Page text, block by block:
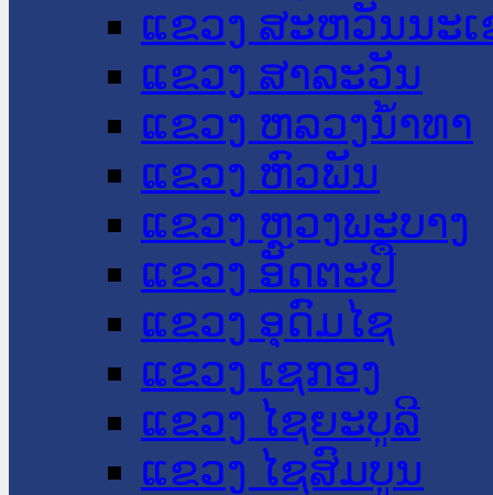
ແຂວງ ສະຫວັນນະ
ແຂວງ ສາລະວັນ
ແຂວງ ຫລວງນໍ້າທາ
ແຂວງ ຫົວພັນ
ແຂວງ ຫຼວງພະບາງ
ແຂວງ ອັດຕະປື
ແຂວງ ອຸດົມໄຊ
ແຂວງ ເຊກອງ
ແຂວງ ໄຊຍະບູລີ
ແຂວງ ໄຊສົມບູນ